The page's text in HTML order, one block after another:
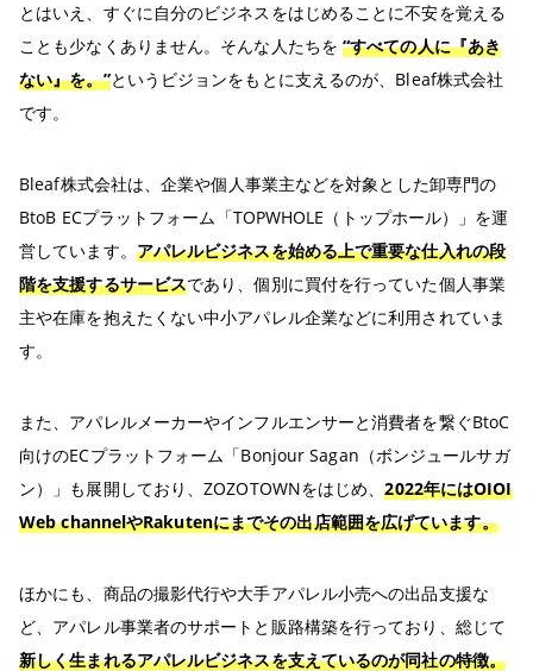
とはいえ、すぐに自分のビジネスをはじめることに不安を覚える
ことも少なくありません。そんな人たちを “すべての人に『あき
ない』を。”というビジョンをもとに支えるのが、Bleaf株式会社
です。
Bleaf株式会社は、企業や個人事業主などを対象とした卸専門の
BtoB ECプラットフォーム「TOPWHOLE（トップホール）」を運
営しています。 アパレルビジネスを始める上で重要な仕入れの段
階を支援するサービスであり、個別に買付を行っていた個人事業
主や在庫を抱えたくない中小アパレル企業などに利用されていま
す。
また、アパレルメーカーやインフルエンサーと消費者を繋ぐBtoC
向けのECプラットフォーム「Bonjour Sagan（ボンジュールサガ
ン）」も展開しており、ZOZOTOWNをはじめ、2022年にはOIOI
Web channelやRakutenにまでその出店範囲を広げています。
ほかにも、商品の撮影代行や大手アパレル小売への出品支援な
ど、アパレル事業者のサポートと販路構築を行っており、総じて
新しく生まれるアパレルビジネスを支えているのが同社の特徴。